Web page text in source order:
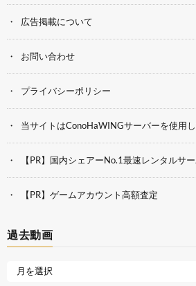
広告掲載について
お問い合わせ
プライバシーポリシー
当サイトはConoHaWINGサーバーを使用
【PR】国内シェアーNo.1最速レンタルサ
【PR】ゲームアカウント高額査定
過去動画